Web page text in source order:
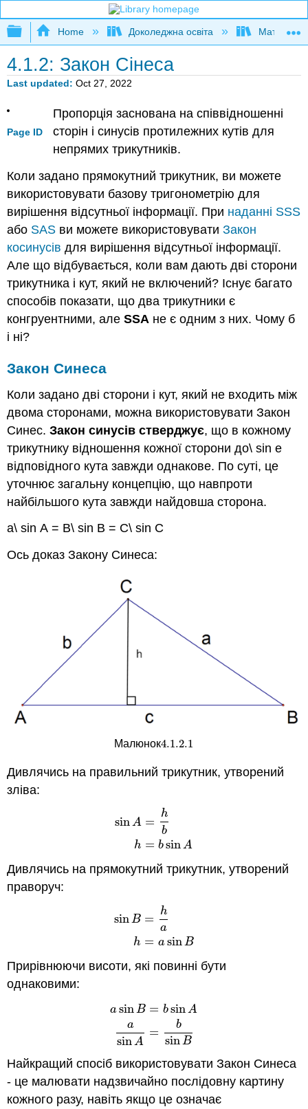
Expand/collapse global hierarchy
Home Доколеджна освіта
4.1.2: Закон Сінеса
Last updated Oct 27, 2022
Page ID
Пропорція заснована на співвідношенні
сторін і синусів протилежних кутів для
непрямих трикутників.
Коли задано прямокутний трикутник, ви можете
використовувати базову тригонометрію для
вирішення відсутньої інформації. При наданні SSS
або SAS ви можете використовуватиЗакон
косинусів для вирішення відсутньої інформації.
Але що відбувається, коли вам дають дві сторони
трикутника і кут, який не включений? Існує багато
способів показати, що два трикутники є
конгруентними, алеSSA не є одним з них. Чому б
і ні?
Закон Синеса
Коли задано дві сторони і кут, який не входить між
двома сторонами, можна використовувати Закон
Синес.Закон синусів стверджує, що в кожному
трикутнику відношення кожної сторони до\ sin e
відповідного кута завжди однакове. По суті, це
уточнює загальну концепцію, що навпроти
найбільшого кута завжди найдовша сторона.
a\ sin А = B\ sin B = C\ sin C
Ось доказ Закону Синеса:
Малюнок4.1.2.1
4.1.2.1
Дивлячись на правильний трикутник, утворений
зліва:
sinA
h
=
h
b
= bsin A
sinA= h=
Дивлячись на прямокутний трикутник, утворений
праворуч:
sinB
h
=
h
a
= a sin B
sinB= h=
Прирівнюючи висоти, які повинні бути
однаковими:
asinB
a
sinA
= b sin A
=
b
sinB
sinB Aa
Найкращий спосіб використовувати Закон Синеса
- це малювати надзвичайно послідовну картину
кожного разу, навіть якщо це означає